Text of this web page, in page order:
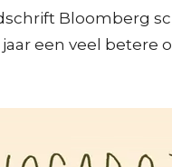
Bloomberg
een veel betere